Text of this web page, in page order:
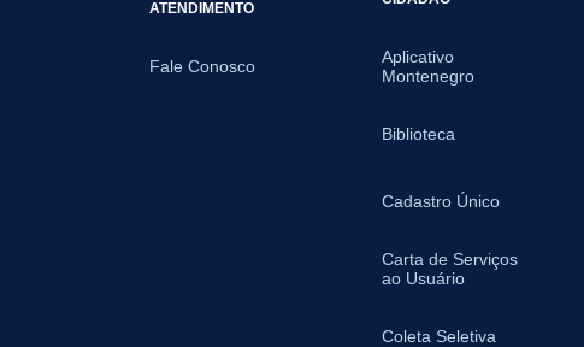
ATENDIMENTO
Fale Conosco
Aplicativo
Montenegro
Biblioteca
Cadastro Único
Carta de Serviços
ao Usuário
Coleta Seletiva